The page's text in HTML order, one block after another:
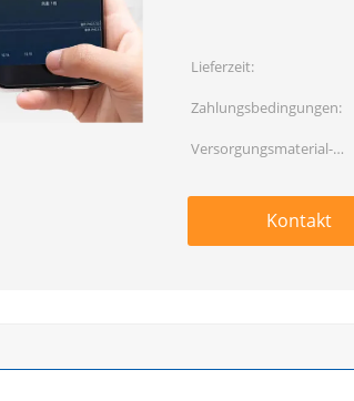
Lieferzeit:
Zahlungsbedingungen:
Versorgungsmaterial-
Kontakt